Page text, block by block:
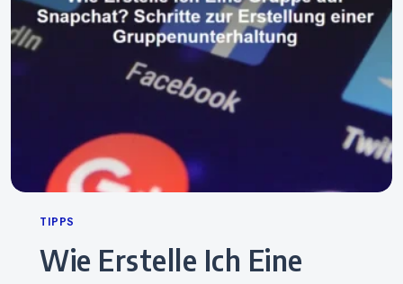
Categories
TIPPS
Wie Erstelle Ich Eine